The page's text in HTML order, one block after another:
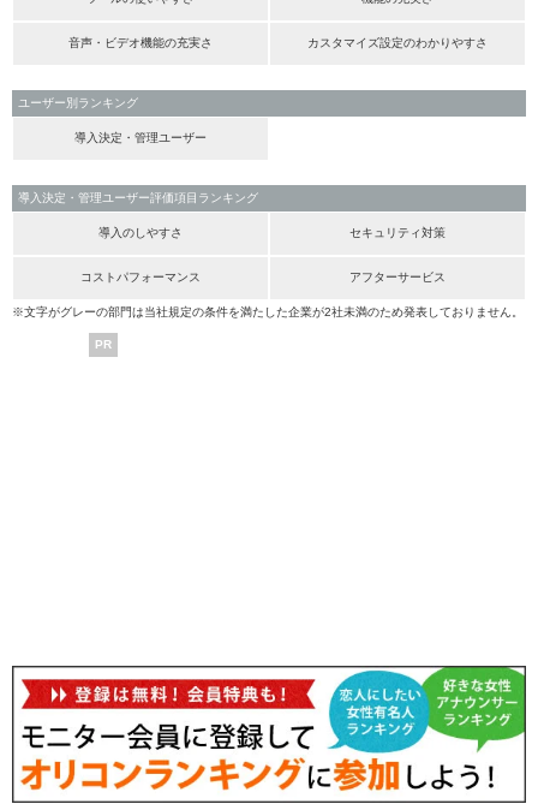
音声・ビデオ機能の充実さ カスタマイズ設定のわかりやすさ
ユーザー別ランキング
導入決定・管理ユーザー
導入決定・管理ユーザー評価項目ランキング
導入のしやすさ セキュリティ対策
コストパフォーマンス アフターサービス
※文字がグレーの部門は当社規定の条件を満たした企業が2社未満のため発表しておりません。
PR